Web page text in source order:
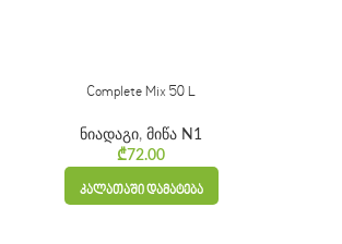
₾45.00 through ₾79.00
Complete Mix 50 L
ნიადაგი, მიწა N1
₾72.00
ᲙᲐᲚᲐᲗᲐᲨᲘ ᲓᲐᲛᲐᲢᲔᲑᲐ